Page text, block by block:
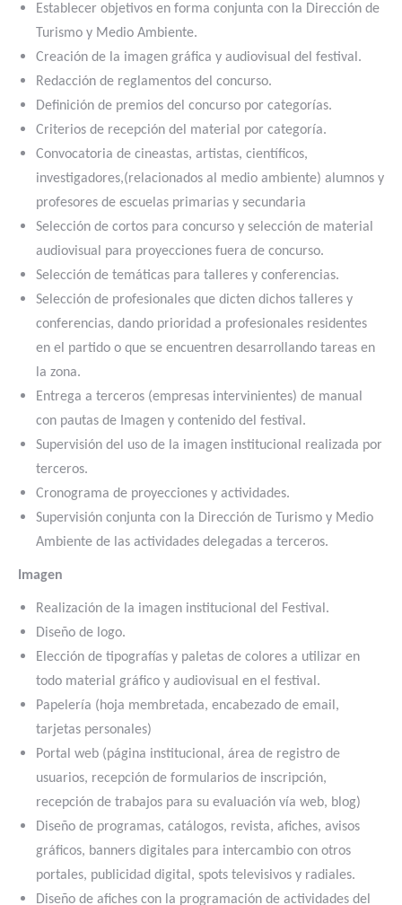
Establecer objetivos en forma conjunta con la Dirección de
Turismo y Medio Ambiente.
Creación de la imagen gráfica y audiovisual del festival.
Redacción de reglamentos del concurso.
Definición de premios del concurso por categorías.
Criterios de recepción del material por categoría.
Convocatoria de cineastas, artistas, científicos,
investigadores,(relacionados al medio ambiente) alumnos y
profesores de escuelas primarias y secundaria
Selección de cortos para concurso y selección de material
audiovisual para proyecciones fuera de concurso.
Selección de temáticas para talleres y conferencias.
Selección de profesionales que dicten dichos talleres y
conferencias, dando prioridad a profesionales residentes
en el partido o que se encuentren desarrollando tareas en
la zona.
Entrega a terceros (empresas intervinientes) de manual
con pautas de Imagen y contenido del festival.
Supervisión del uso de la imagen institucional realizada por
terceros.
Cronograma de proyecciones y actividades.
Supervisión conjunta con la Dirección de Turismo y Medio
Ambiente de las actividades delegadas a terceros.
Imagen
Realización de la imagen institucional del Festival.
Diseño de logo.
Elección de tipografías y paletas de colores a utilizar en
todo material gráfico y audiovisual en el festival.
Papelería (hoja membretada, encabezado de email,
tarjetas personales)
Portal web (página institucional, área de registro de
usuarios, recepción de formularios de inscripción,
recepción de trabajos para su evaluación vía web, blog)
Diseño de programas, catálogos, revista, afiches, avisos
gráficos, banners digitales para intercambio con otros
portales, publicidad digital, spots televisivos y radiales.
Diseño de afiches con la programación de actividades del